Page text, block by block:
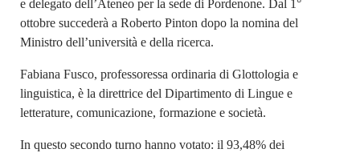
e delegato dell’Ateneo per la sede di Pordenone. Dal 1°
ottobre succederà a Roberto Pinton dopo la nomina del
Ministro dell’università e della ricerca.
Fabiana Fusco, professoressa ordinaria di Glottologia e
linguistica, è la direttrice del Dipartimento di Lingue e
letterature, comunicazione, formazione e società.
In questo secondo turno hanno votato: il 93,48% dei